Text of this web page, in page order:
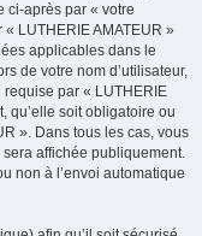
ci-après par « votre
LUTHERIE AMATEUR »
applicables dans le
de votre nom d’utilisateur,
par « LUTHERIE
qu’elle soit obligatoire ou
». Dans tous les cas, vous
affichée publiquement.
non à l’envoi automatique